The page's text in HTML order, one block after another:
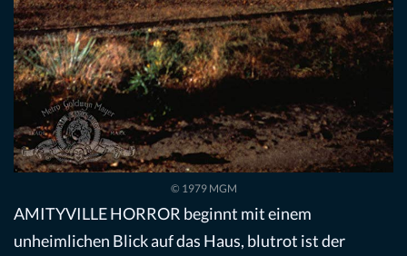
© 1979 MGM
AMITYVILLE HORROR beginnt mit einem
unheimlichen Blick auf das Haus, blutrot ist der